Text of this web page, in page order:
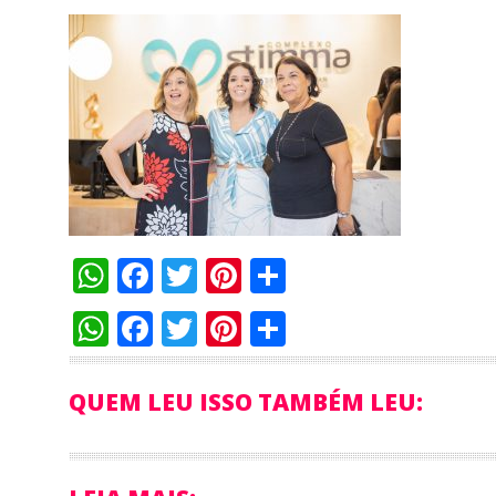
WhatsApp
Facebook
TwitterPinterest
WhatsApp
Facebook
TwitterPinterest
QUEM LEU ISSO TAMBÉM LEU: